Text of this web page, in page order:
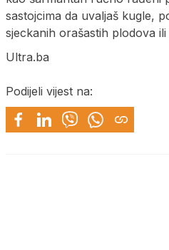
sastojcima da uvaljaš kugle,
sjeckanih orašastih plodova
Ultra.ba
Podijeli vijest na: